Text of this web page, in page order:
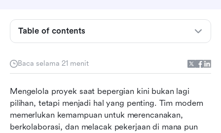
Baca selama 21 menit
Mengelola proyek saat bepergian kini bukan lagi
pilihan, tetapi menjadi hal yang penting. Tim modern
memerlukan kemampuan untuk merencanakan,
berkolaborasi, dan melacak pekerjaan di mana pun
Table of contents
proyek iOS menjadi hebat
terbaik
10 aplikasi manajemen proyek iOS teratas yang
perlu diketahui